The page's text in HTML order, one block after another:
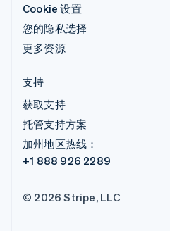
Cookie 设置
您的隐私选择
更多资源
支持
获取支持
托管支持方案
加州地区热线：
+1 888 926 2289
© 2026 Stripe, LLC